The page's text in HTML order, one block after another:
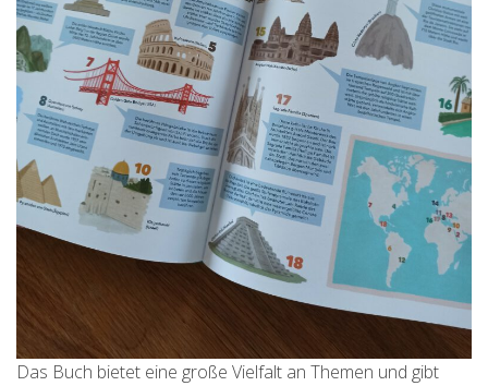
Das Buch bietet eine große Vielfalt an Themen und gibt